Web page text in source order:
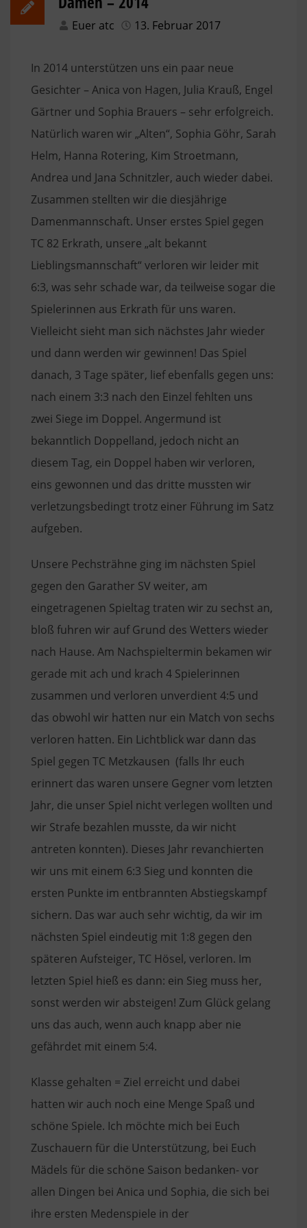
Euer atc 13. Februar 2017
In 2014 unterstützen uns ein paar neue
Gesichter – Anica von Hagen, Julia Krauß, Engel
Gärtner und Sophia Brauers – sehr erfolgreich.
Natürlich waren wir „Alten“, Sophia Göhr, Sarah
Helm, Hanna Rotering, Kim Stroetmann,
Andrea und Jana Schnitzler, auch wieder dabei.
Zusammen stellten wir die diesjährige
Damenmannschaft. Unser erstes Spiel gegen
TC 82 Erkrath, unsere „alt bekannt
Lieblingsmannschaft“ verloren wir leider mit
6:3, was sehr schade war, da teilweise sogar die
Spielerinnen aus Erkrath für uns waren.
Vielleicht sieht man sich nächstes Jahr wieder
und dann werden wir gewinnen! Das Spiel
danach, 3 Tage später, lief ebenfalls gegen uns:
nach einem 3:3 nach den Einzel fehlten uns
zwei Siege im Doppel. Angermund ist
bekanntlich Doppelland, jedoch nicht an
diesem Tag, ein Doppel haben wir verloren,
eins gewonnen und das dritte mussten wir
verletzungsbedingt trotz einer Führung im Satz
aufgeben.
Unsere Pechsträhne ging im nächsten Spiel
gegen den Garather SV weiter, am
eingetragenen Spieltag traten wir zu sechst an,
bloß fuhren wir auf Grund des Wetters wieder
nach Hause. Am Nachspieltermin bekamen wir
gerade mit ach und krach 4 Spielerinnen
zusammen und verloren unverdient 4:5 und
das obwohl wir hatten nur ein Match von sechs
verloren hatten. Ein Lichtblick war dann das
Spiel gegen TC Metzkausen (falls Ihr euch
erinnert das waren unsere Gegner vom letzten
Jahr, die unser Spiel nicht verlegen wollten und
wir Strafe bezahlen musste, da wir nicht
antreten konnten). Dieses Jahr revanchierten
wir uns mit einem 6:3 Sieg und konnten die
ersten Punkte im entbrannten Abstiegskampf
sichern. Das war auch sehr wichtig, da wir im
nächsten Spiel eindeutig mit 1:8 gegen den
späteren Aufsteiger, TC Hösel, verloren. Im
letzten Spiel hieß es dann: ein Sieg muss her,
sonst werden wir absteigen! Zum Glück gelang
uns das auch, wenn auch knapp aber nie
gefährdet mit einem 5:4.
Klasse gehalten = Ziel erreicht und dabei
hatten wir auch noch eine Menge Spaß und
schöne Spiele. Ich möchte mich bei Euch
Zuschauern für die Unterstützung, bei Euch
Mädels für die schöne Saison bedanken- vor
allen Dingen bei Anica und Sophia, die sich bei
ihre ersten Medenspiele in der